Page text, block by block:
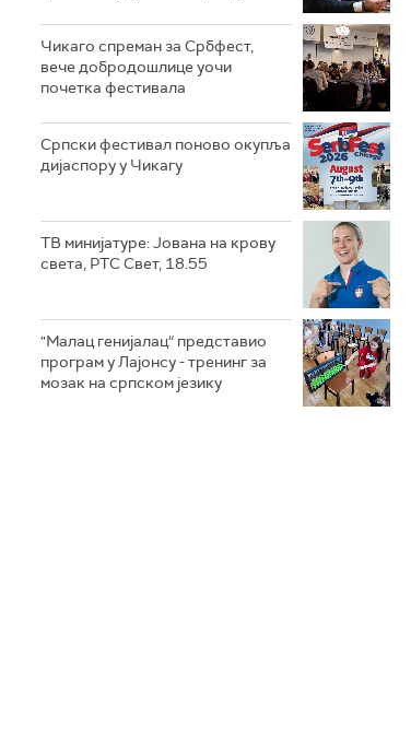
Чикаго спреман за Србфест,
вече добродошлице уочи
почетка фестивала
Српски фестивал поново окупља
дијаспору у Чикагу
ТВ минијатуре: Јована на крову
света, РТС Свет, 18.55
"Малац генијалац“ представио
програм у Лајонсу - тренинг за
мозак на српском језику